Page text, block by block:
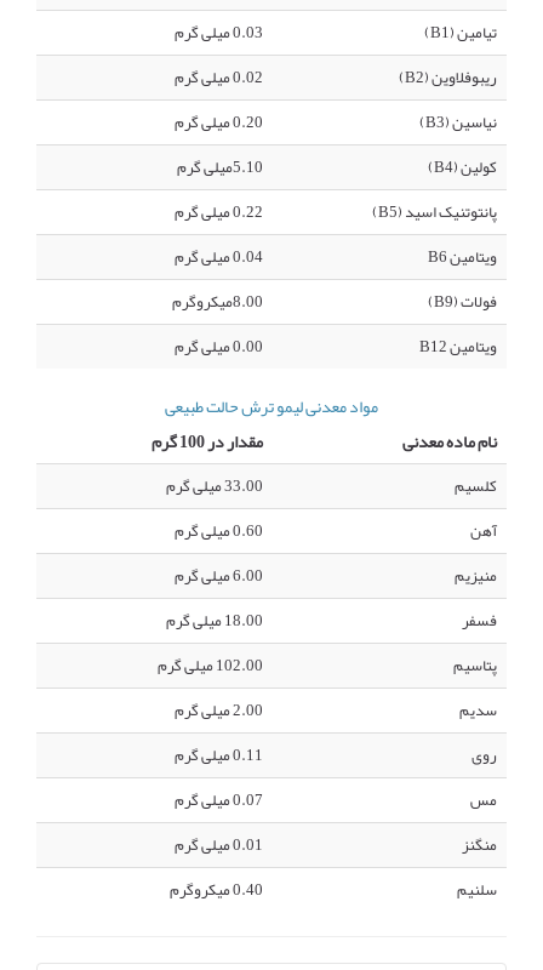
تیامین (B1)
0.03 میلی گرم
ریبوفلاوین (B2)
0.02 میلی گرم
نیاسین (B3)
0.20 میلی گرم
کولین (B4)
5.10میلی گرم
پانتوتنیک اسید (B5)
0.22 میلی گرم
ویتامین B6
0.04 میلی گرم
فولات (B9)
8.00میکروگرم
ویتامین B12
0.00 میلی گرم
مواد معدنی لیمو ترش حالت طبیعی
نام ماده معدنی
مقدار در 100 گرم
کلسیم
33.00 میلی گرم
آهن
0.60 میلی گرم
منیزیم
6.00 میلی گرم
فسفر
18.00 میلی گرم
پتاسیم
102.00 میلی گرم
سدیم
2.00 میلی گرم
روی
0.11 میلی گرم
مس
0.07 میلی گرم
منگنز
0.01 میلی گرم
سلنیم
0.40 میکروگرم